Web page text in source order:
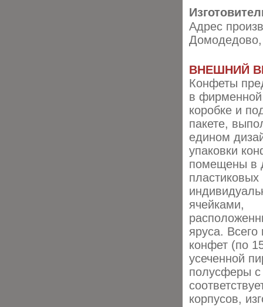
Адрес
ВНЕШНИЙ
Конфеты
в фирменной
коробке и
пакете,
едином
упаковки
помещены в
пластиковых
ячейками,
яруса.
конфет (по
усеченной
полусферы
корпусов,